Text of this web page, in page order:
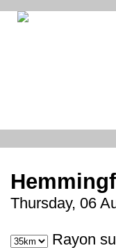
Thursday, 06
Rayon